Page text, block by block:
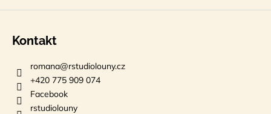
Kontakt
romana@rstudiolouny.cz
+420 775 909 074
Facebook
rstudiolouny